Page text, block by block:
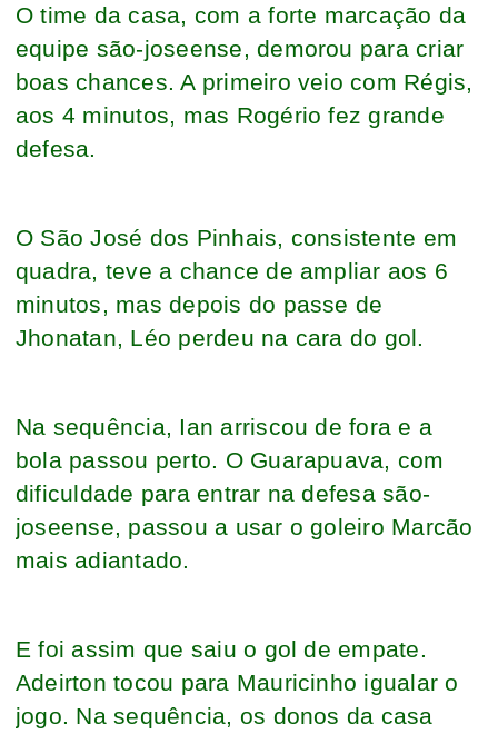
O time da casa, com a forte marcação da
equipe são-joseense, demorou para criar
boas chances. A primeiro veio com Régis,
aos 4 minutos, mas Rogério fez grande
defesa.
O São José dos Pinhais, consistente em
quadra, teve a chance de ampliar aos 6
minutos, mas depois do passe de
Jhonatan, Léo perdeu na cara do gol.
Na sequência, Ian arriscou de fora e a
bola passou perto. O Guarapuava, com
dificuldade para entrar na defesa são-
joseense, passou a usar o goleiro Marcão
mais adiantado.
E foi assim que saiu o gol de empate.
Adeirton tocou para Mauricinho igualar o
jogo. Na sequência, os donos da casa